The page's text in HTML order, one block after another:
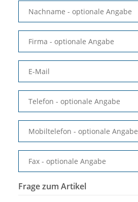
Nachname - optionale Angabe
Firma - optionale Angabe
E-Mail
Telefon - optionale Angabe
Mobiltelefon - optionale Angabe
Fax - optionale Angabe
Frage zum Artikel